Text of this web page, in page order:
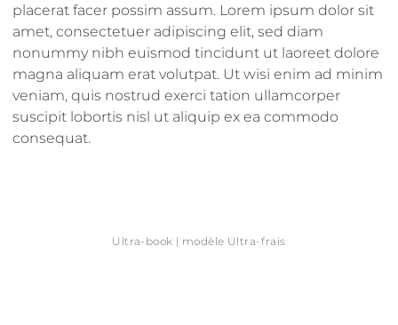
placerat facer possim assum. Lorem ipsum dolor sit
amet, consectetuer adipiscing elit, sed diam
nonummy nibh euismod tincidunt ut laoreet dolore
magna aliquam erat volutpat. Ut wisi enim ad minim
veniam, quis nostrud exerci tation ullamcorper
suscipit lobortis nisl ut aliquip ex ea commodo
consequat.
Ultra-book | modèle Ultra-frais